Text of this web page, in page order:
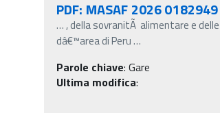
PDF: MASAF 2026
…, della sovranitÃ alimentare e
dâ€™area di Peru…
Parole chiave: Gare
Ultima modifica: